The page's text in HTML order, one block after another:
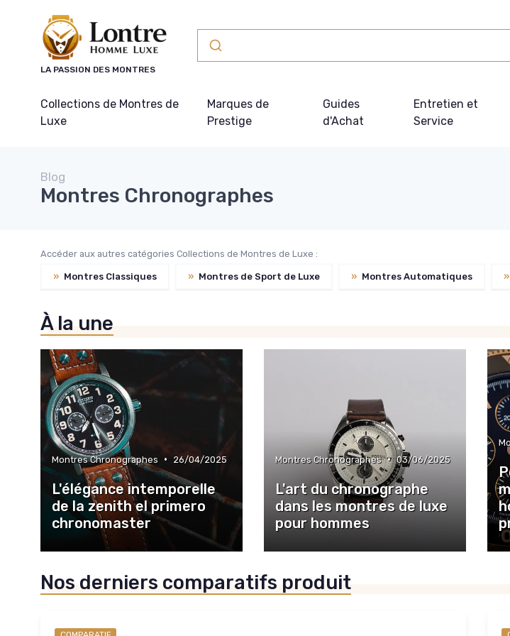
LA PASSION DES MONTRES
Collections de Montres de
Luxe
Marques de
Prestige
Guides
d'Achat
Entretien et
Service
Blog
Montres Chronographes
Accéder aux autres catégories Collections de Montres de Luxe :
» Montres Classiques » Montres de Sport de Luxe » Montres Automatiques »
À la une
Montres Chronographes • 26/04/2025
L'élégance intemporelle
de la zenith el primero
chronomaster
Montres Chronographes • 03/06/2025
L'art du chronographe
dans les montres de luxe
pour hommes
Nos derniers comparatifs produit